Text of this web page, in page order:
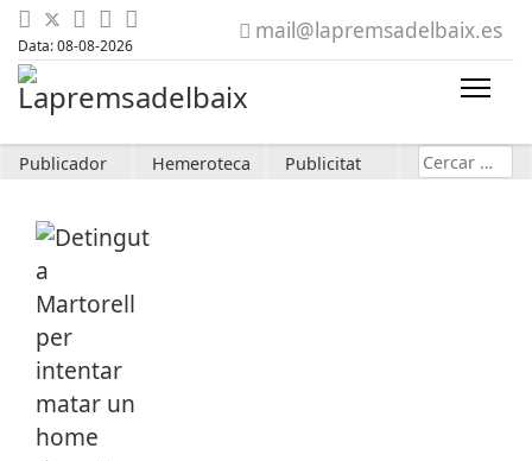
Data: 08-08-2026
mail@lapremsadelbaix.es
Publicador Hemeroteca Publicitat Cerca